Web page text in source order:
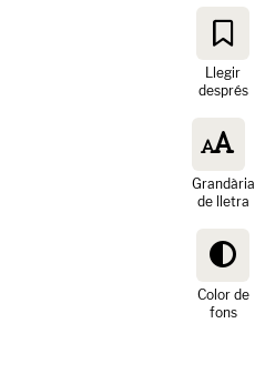
Llegir
després
Grandària
de lletra
Color de
fons